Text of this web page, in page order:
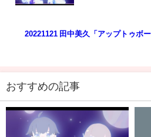
20221121 田中美久「アップトゥボ
おすすめの記事